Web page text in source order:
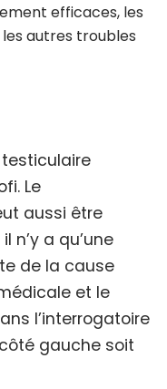
efficaces, les
autres troubles
testiculaire
Le
aussi être
n’y a qu’une
de la cause
et le
l’interrogatoire
gauche soit